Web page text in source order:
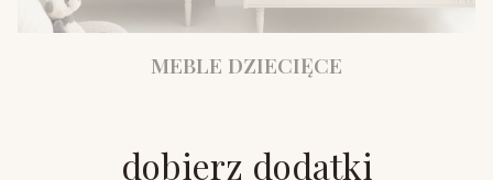
MEBLE DZIECIĘCE
dobierz dodatki